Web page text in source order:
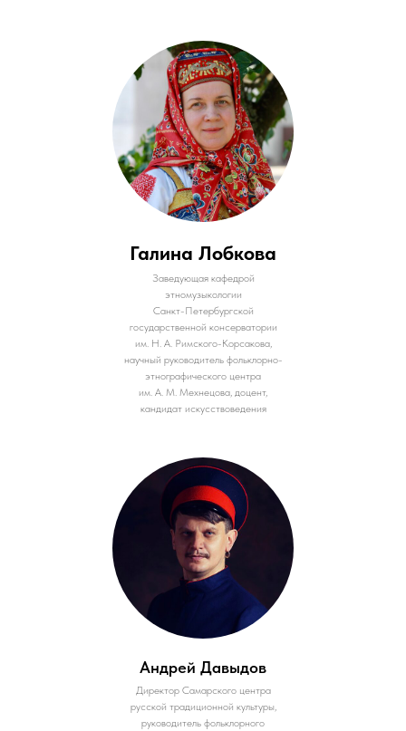
Галина Лобкова
Заведующая кафедрой
этномузыкологии
Санкт-Петербургской
государственной консерватории
им. Н. А. Римского-Корсакова,
научный руководитель фольклорно-
этнографического центра
им. А. М. Мехнецова, доцент,
кандидат искусствоведения
Андрей Давыдов
Директор Самарского центра
русской традиционной культуры,
руководитель фольклорного